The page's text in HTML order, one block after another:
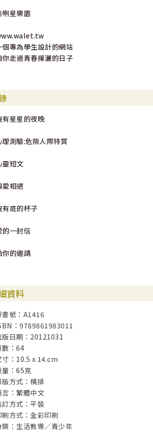
咧星樂園
個專為學生設計的網站
你走過青春揮灑的日子
有星星的夜晚
理測驗:危險人際特質
靈短文
愛相遇
有底的杯子
的一封信
你的邀請
資料
書號：A1416
：9789861983011
版日期：20121031
數：64
寸：10.5 x 14.cm
量：65克
版方式：橫排
言：繁體中文
訂方式：平裝
刷方式：全彩印刷
類：生活教導／青少年